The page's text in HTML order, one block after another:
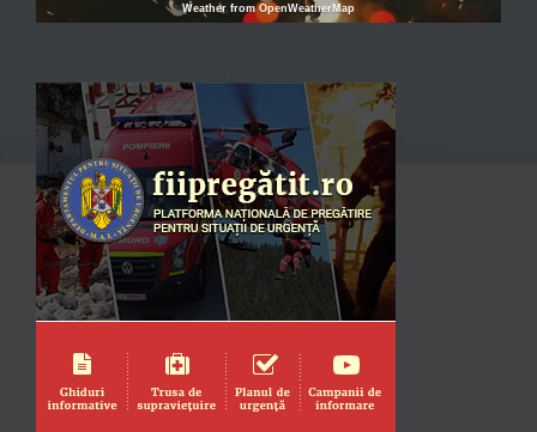
Weather from OpenWeatherMap